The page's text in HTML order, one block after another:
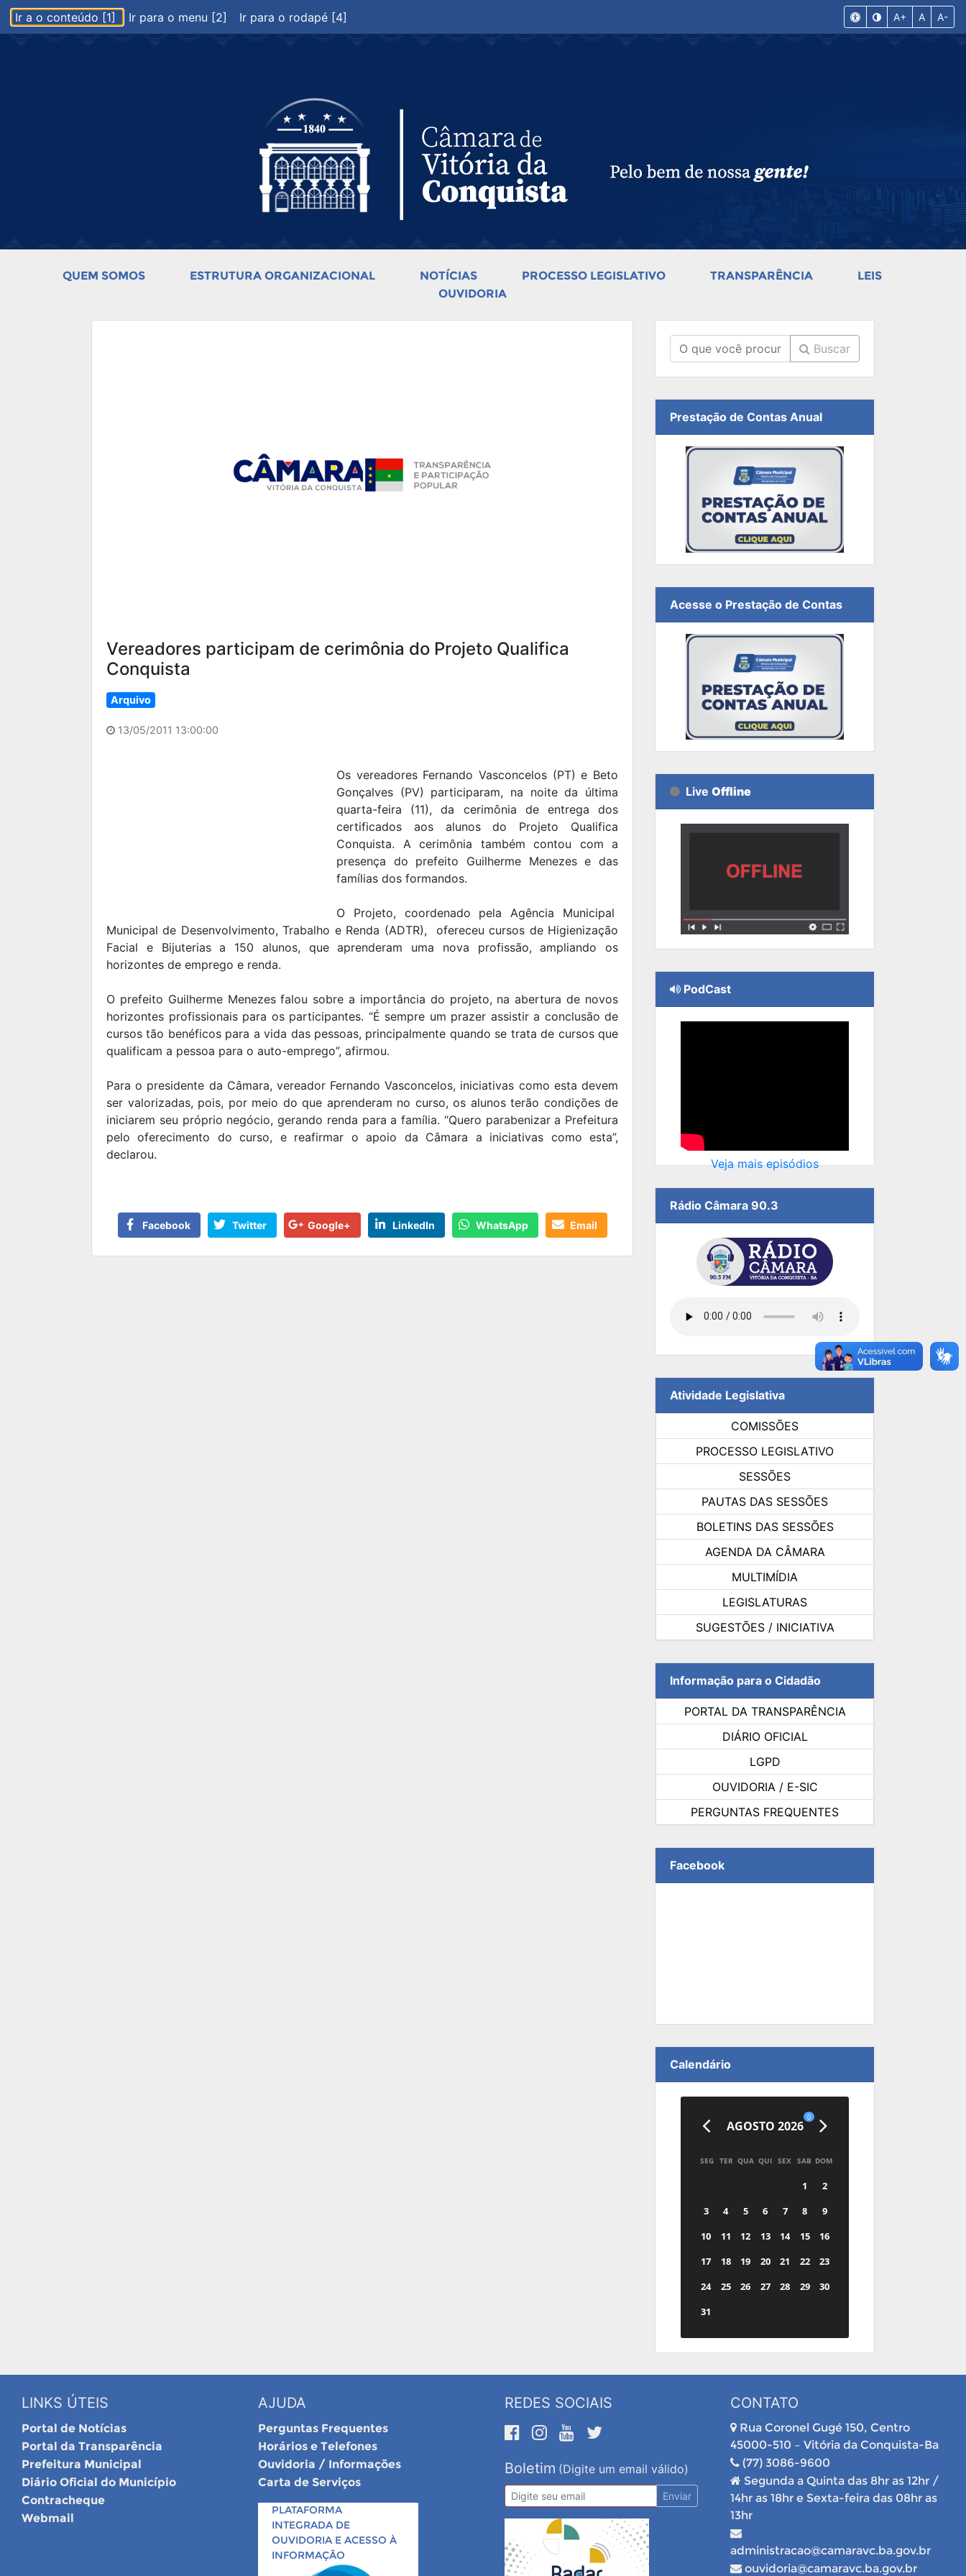
Ir a o conteúdo [1] Ir para o menu [2] Ir para o rodapé [4] A+ A A-
QUEM SOMOS ESTRUTURA ORGANIZACIONAL NOTÍCIAS PROCESSO LEGISLATIVO TRANSPARÊNCIA
LEIS
OUVIDORIA
Vereadores participam de cerimônia do Projeto Qualifica
Conquista
Arquivo
13/05/2011 13:00:00
Os vereadores Fernando Vasconcelos (PT) e Beto
Gonçalves (PV) participaram, na noite da última
quarta-feira (11), da cerimônia de entrega dos
certificados aos alunos do Projeto Qualifica
Conquista. A cerimônia também contou com a
presença do prefeito Guilherme Menezes e das
famílias dos formandos.
O Projeto, coordenado pela Agência Municipal
Municipal de Desenvolvimento, Trabalho e Renda (ADTR), ofereceu cursos de Higienização
Facial e Bijuterias a 150 alunos, que aprenderam uma nova profissão, ampliando os
horizontes de emprego e renda.
O prefeito Guilherme Menezes falou sobre a importância do projeto, na abertura de novos
horizontes profissionais para os participantes. “É sempre um prazer assistir a conclusão de
cursos tão benéficos para a vida das pessoas, principalmente quando se trata de cursos que
qualificam a pessoa para o auto-emprego”, afirmou.
Para o presidente da Câmara, vereador Fernando Vasconcelos, iniciativas como esta devem
ser valorizadas, pois, por meio do que aprenderam no curso, os alunos terão condições de
iniciarem seu próprio negócio, gerando renda para a família. “Quero parabenizar a Prefeitura
pelo oferecimento do curso, e reafirmar o apoio da Câmara a iniciativas como esta”,
declarou.
Facebook Twitter Google+ LinkedIn WhatsApp Email
Buscar
Prestação de Contas Anual
Acesse o Prestação de Contas
Live Offline
PodCast
Veja mais episódios
Rádio Câmara 90.3
Atividade Legislativa
COMISSÕES
PROCESSO LEGISLATIVO
SESSÕES
PAUTAS DAS SESSÕES
BOLETINS DAS SESSÕES
AGENDA DA CÂMARA
MULTIMÍDIA
LEGISLATURAS
SUGESTÕES / INICIATIVA
Informação para o Cidadão
PORTAL DA TRANSPARÊNCIA
DIÁRIO OFICIAL
LGPD
OUVIDORIA / E-SIC
PERGUNTAS FREQUENTES
Facebook
Calendário
AGOSTO 2026
0
SEG TER QUA QUI SEX SAB DOM
1
2
3
4 5 6 7 8
9
10
11 12 13 14 15
16
17
18 19 20 21 22
23
24
25 26 27 28 29
30
31
LINKS ÚTEIS
Portal de Notícias
Portal da Transparência
Prefeitura Municipal
Diário Oficial do Município
Contracheque
Webmail
AJUDA
Perguntas Frequentes
Horários e Telefones
Ouvidoria / Informações
Carta de Serviços
PLATAFORMA
INTEGRADA DE
OUVIDORIA E ACESSO À
INFORMAÇÃO
REDES SOCIAIS
Boletim (Digite um email válido)
Enviar
CONTATO
Rua Coronel Gugé 150, Centro
45000-510 – Vitória da Conquista-Ba
(77) 3086-9600
Segunda a Quinta das 8hr as 12hr /
14hr as 18hr e Sexta-feira das 08hr as
13hr
administracao@camaravc.ba.gov.br
ouvidoria@camaravc.ba.gov.br